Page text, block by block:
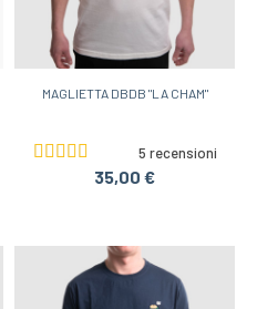
MAGLIETTA DBDB "LA CHAM"
5 recensioni
35,00 €